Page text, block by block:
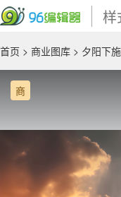
样
首页 > 商业图库 > 夕阳下
商